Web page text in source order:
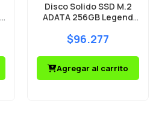
Disco Solido SSD M.2
ADATA 256GB Legend
PCIe Gen3 x4
$96.277
Agregar al carrito